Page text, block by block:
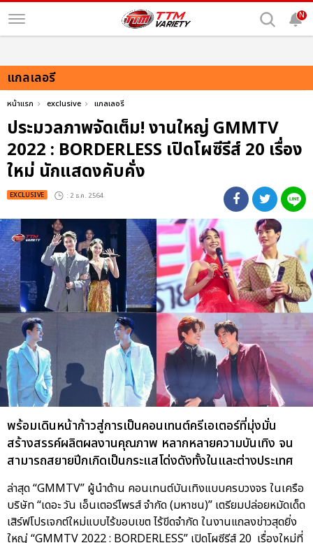
N
แกลเลอรี
หน้าแรก exclusive แกลเลอรี
ประมวลภาพจัดเต็ม! งานใหญ่ GMMTV
2022 : BORDERLESS เปิดโผซีรีส์ 20 เรื่อง
ใหม่ นักแสดงคับคั่ง
EXCLUSIVE : 2 ธ.ค. 2564
พร้อมเดินหน้าก้าวสู่การเป็นคอนเทนต์ครีเอเตอร์ที่มุ่งมั่น
สร้างสรรค์ผลิตผลงานคุณภาพ หลากหลายความบันเทิง จน
สามารถสยายปีกเกิดเป็นกระแสโด่งดังทั้งในและต่างประเทศ
ล่าสุด “GMMTV” ผู้นำด้าน คอนเทนต์บันเทิงแบบครบวงจร ในเครือ
บริษัท “เดอะ วัน เอ็นเตอร์ไพรส์ จำกัด (มหาชน)” เตรียมปล่อยหมัดเด็ด
เสิร์ฟโปรเจกต์ใหม่แบบไร้ขอบเขต ไร้ขีดจำกัด ในงานแถลงข่าวสุดยิ่ง
ใหญ่ “GMMTV 2022 : BORDERLESS” เปิดโผซีรีส์ 20 เรื่องใหม่ที่